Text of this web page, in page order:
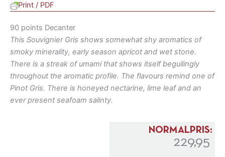
Print / PDF
90 points Decanter
This Souvignier Gris shows somewhat shy aromatics of
smoky minerality, early season apricot and wet stone.
There is a streak of umami that shows itself beguilingly
throughout the aromatic profile. The flavours remind one of
Pinot Gris. There is honeyed nectarine, lime leaf and an
ever present seafoam salinty.
NORMALPRIS:
229,95